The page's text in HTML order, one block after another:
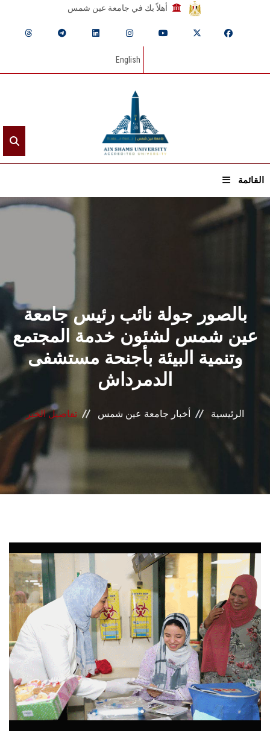
أهلاً بك في جامعة عين شمس
English
القائمة
القطاعـات
الشئون الأكاديمية
البحث العلمي
الرعاية الصحية
المراكز والوحدات
الأنظمة الذكية
الإعلام
الطلاب
هيئة التدريس
الدراسات العليا
الخريجين
الموظفون
الزائـرون
بالصور جولة نائب رئيس جامعة
عين شمس لشئون خدمة المجتمع
وتنمية البيئة بأجنحة مستشفى
الدمرداش
الرئيسية أخبار جامعة عين شمس تفاصيل الخبر